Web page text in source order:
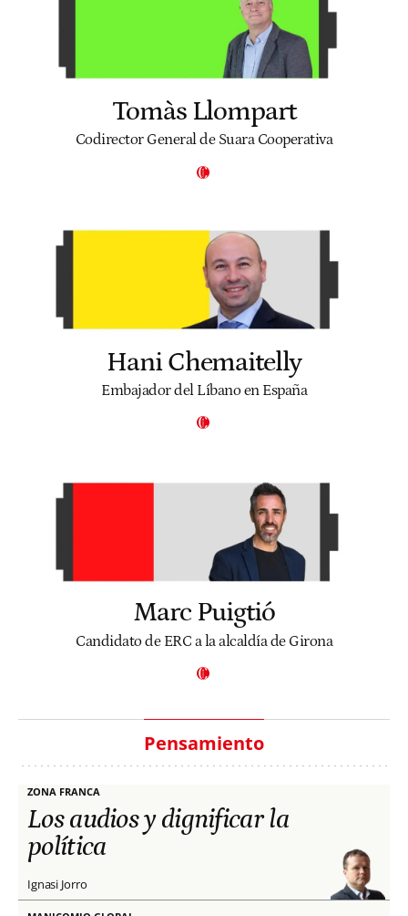
Tomàs Llompart
Codirector General de Suara Cooperativa
Hani Chemaitelly
Embajador del Líbano en España
Marc Puigtió
Candidato de ERC a la alcaldía de Girona
Pensamiento
ZONA FRANCA
Los audios y dignificar la
política
Ignasi Jorro